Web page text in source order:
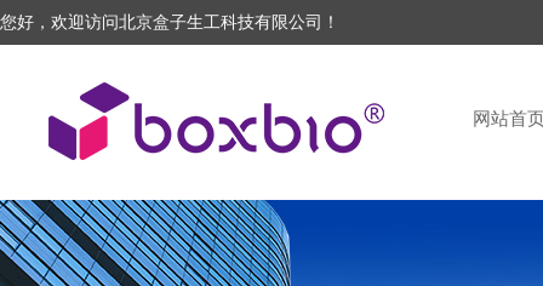
您好，欢迎访问北京盒子生工科技有限公司！
网站首